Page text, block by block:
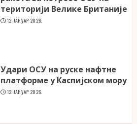
територији Велике Британије
12. ЈАНУАР 2026.
Удари ОСУ на руске нафтне
платформе у Каспијском мору
12. ЈАНУАР 2026.